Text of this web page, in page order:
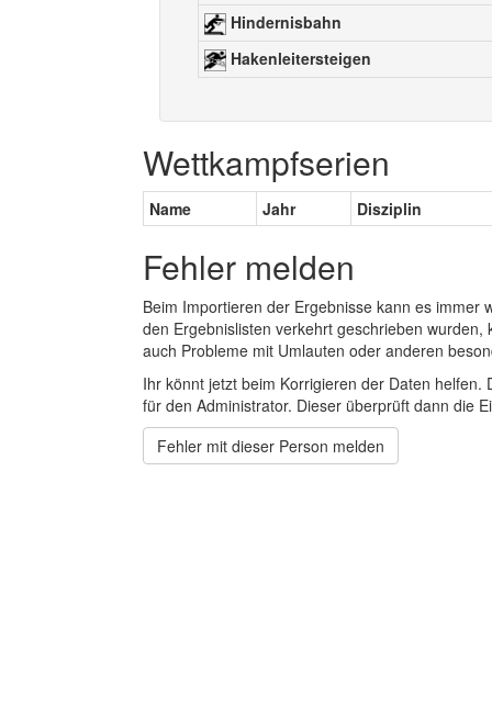
Hindernisbahn
Hakenleitersteigen
Wettkampfserien
Name Jahr Disziplin
Fehler melden
Beim Importieren der Ergebnisse kann es
den Ergebnislisten verkehrt geschrieben
auch Probleme mit Umlauten oder anderen
Ihr könnt jetzt beim Korrigieren der Daten
für den Administrator. Dieser überprüft dann die
Fehler mit dieser Person melden